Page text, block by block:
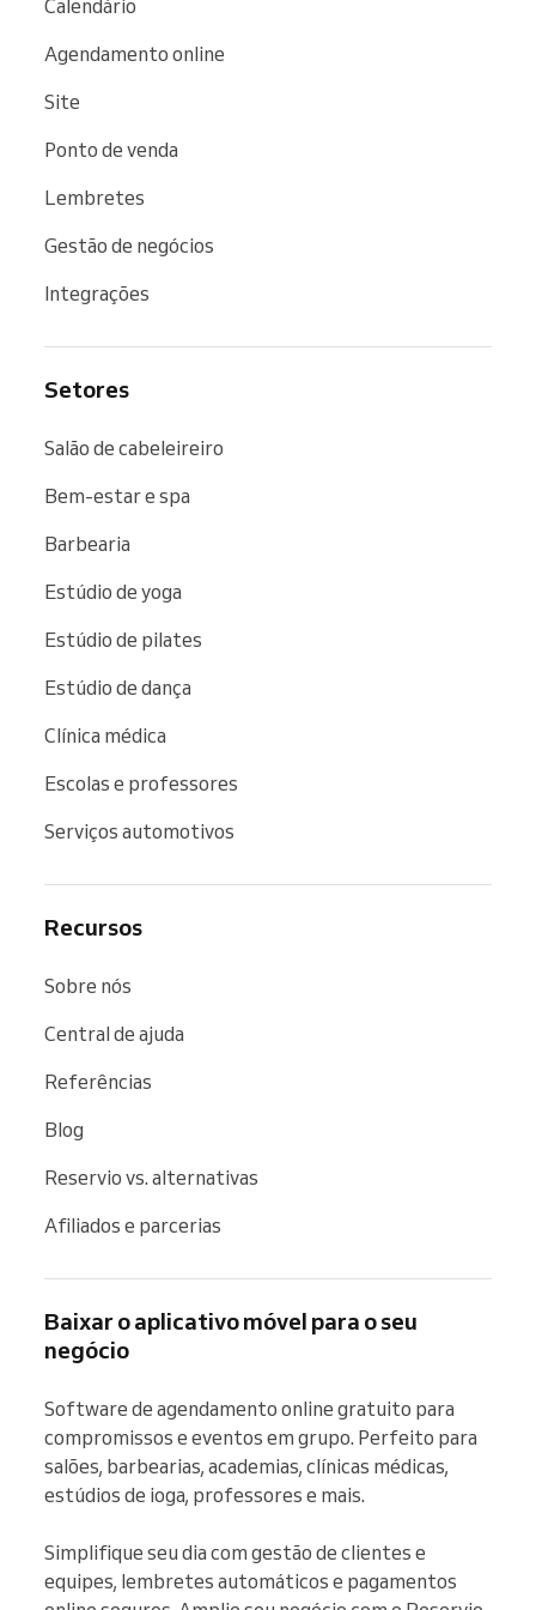
Calendário
Agendamento online
Site
Ponto de venda
Lembretes
Gestão de negócios
Integrações
Setores
Salão de cabeleireiro
Bem-estar e spa
Barbearia
Estúdio de yoga
Estúdio de pilates
Estúdio de dança
Clínica médica
Escolas e professores
Serviços automotivos
Recursos
Sobre nós
Central de ajuda
Referências
Blog
Reservio vs. alternativas
Afiliados e parcerias
Baixar o aplicativo móvel para o seu
negócio
Software de agendamento online gratuito para
compromissos e eventos em grupo. Perfeito para
salões, barbearias, academias, clínicas médicas,
estúdios de ioga, professores e mais.
Simplifique seu dia com gestão de clientes e
equipes, lembretes automáticos e pagamentos